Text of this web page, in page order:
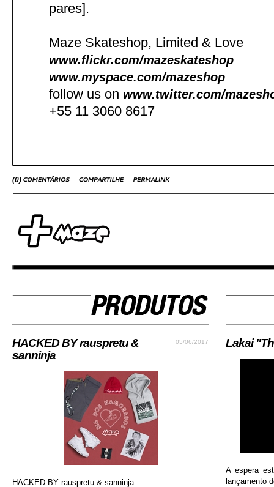
pares].
Maze Skateshop, Limited & Love
www.flickr.com/mazeskateshop
www.myspace.com/mazeshop
follow us on www.twitter.com/
+55 11 3060 8617
(0)
05/06/2017
HACKED BY rauspretu &
sanninja
HACKED BY rauspretu & sanninja
Lakai
A espera
lançamento